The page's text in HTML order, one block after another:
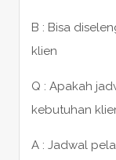
B : Bisa
klien
Q : Apakah
kebutuhan
A : Jadwal